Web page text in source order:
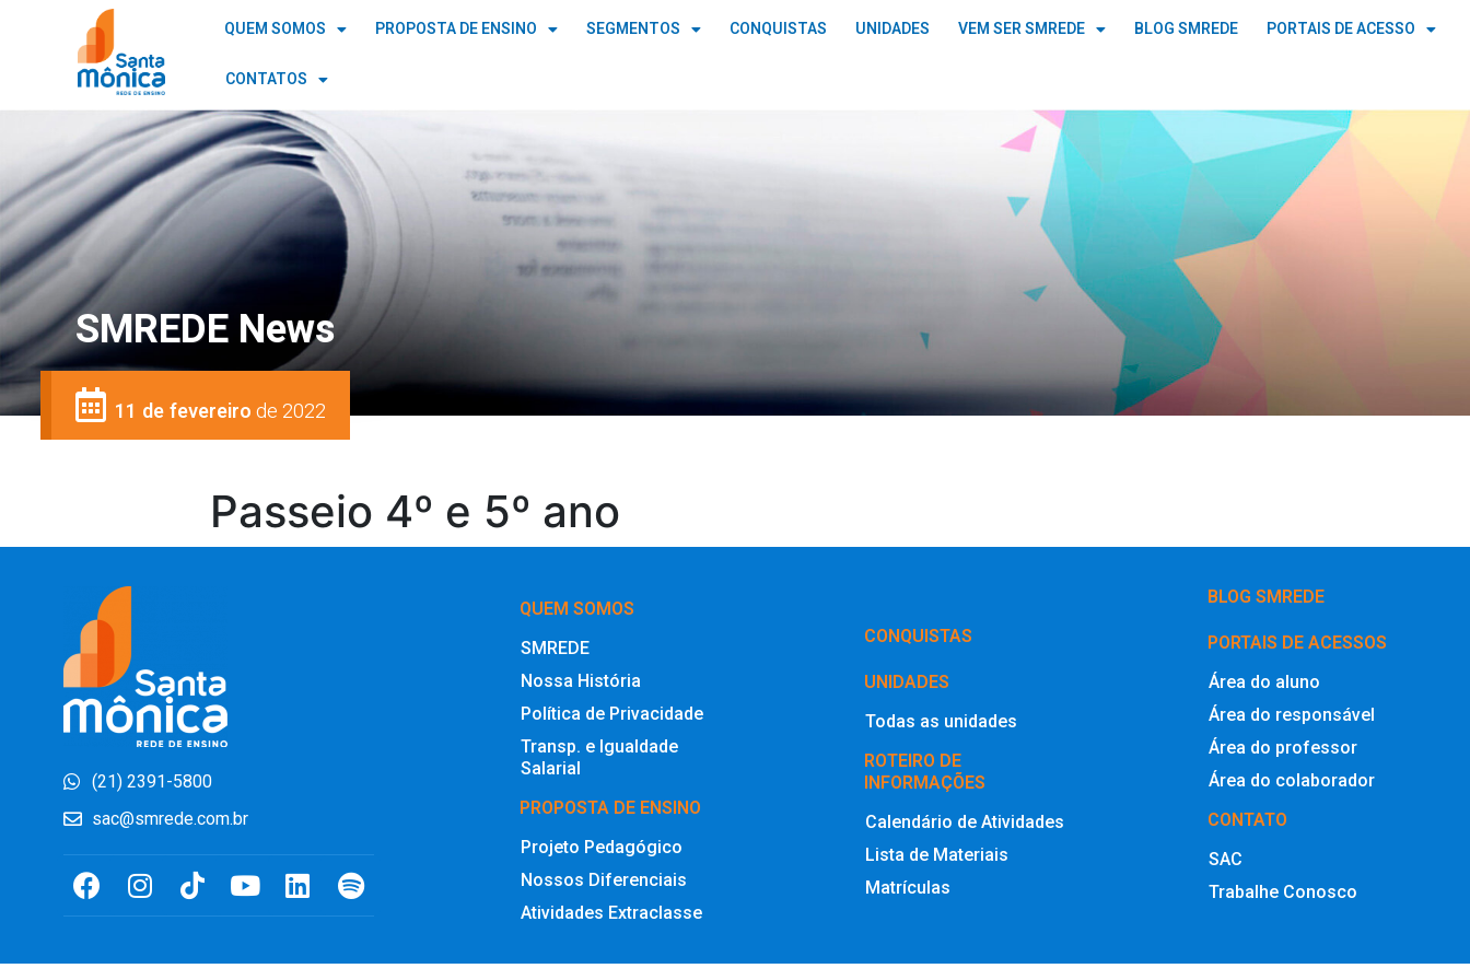
QUEM SOMOS PROPOSTA DE ENSINO SEGMENTOS CONQUISTAS UNIDADES VEM SER SMREDE BLOG SMREDE PORTAIS DE ACESSO
CONTATOS
SMREDE News
11 de fevereirode 2022
Passeio 4º e 5º ano
(21) 2391-5800
sac@smrede.com.br
QUEM SOMOS
SMREDE
Nossa História
Política de Privacidade
Transp. e Igualdade
Salarial
PROPOSTA DE ENSINO
Projeto Pedagógico
Nossos Diferenciais
Atividades Extraclasse
‎CONQUISTAS
UNIDADES
Todas as unidades
ROTEIRO DE
INFORMAÇÕES
Calendário de Atividades
Lista de Materiais
Matrículas
BLOG SMREDE
PORTAIS DE ACESSOS
Área do aluno
Área do responsável
Área do professor
Área do colaborador
CONTATO
SAC
Trabalhe Conosco